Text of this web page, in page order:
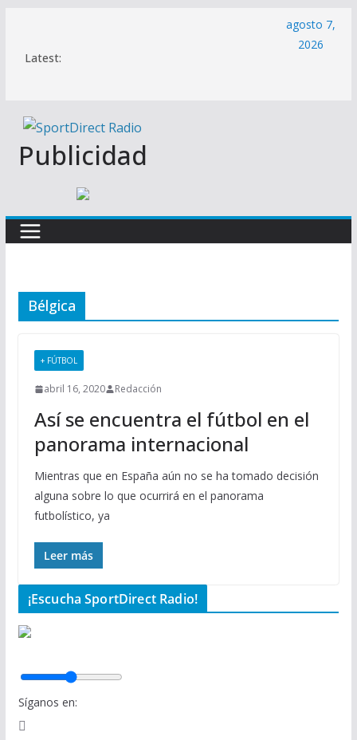
contenido
Latest:
agosto 7,
2026
Publicidad
Bélgica
+ FÚTBOL
abril 16, 2020 Redacción
Así se encuentra el fútbol en el
panorama internacional
Mientras que en España aún no se ha tomado decisión
alguna sobre lo que ocurrirá en el panorama
futbolístico, ya
Leer más
¡Escucha SportDirect Radio!
Síganos en: